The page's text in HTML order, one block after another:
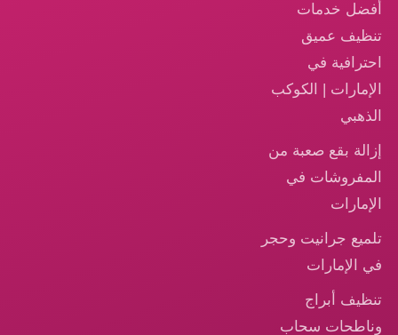
أفضل خدمات
تنظيف عميق
احترافية في
الإمارات | الكوكب
الذهبي
إزالة بقع صعبة من
المفروشات في
الإمارات
تلميع جرانيت وحجر
في الإمارات
تنظيف أبراج
وناطحات سحاب